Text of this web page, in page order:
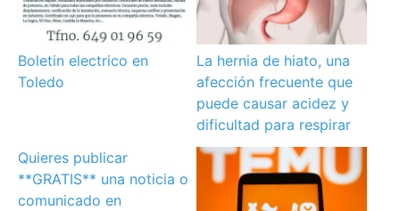
Boletin electrico en
Toledo
La hernia de hiato, una
afección frecuente que
puede causar acidez y
dificultad para respirar
Quieres publicar
**GRATIS** una noticia o
comunicado en